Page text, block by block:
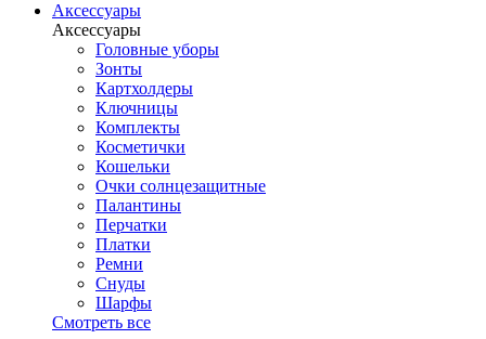
Аксессуары
Аксессуары
Головные уборы
Зонты
Картхолдеры
Ключницы
Комплекты
Косметички
Кошельки
Очки солнцезащитные
Палантины
Перчатки
Платки
Ремни
Снуды
Шарфы
Смотреть все